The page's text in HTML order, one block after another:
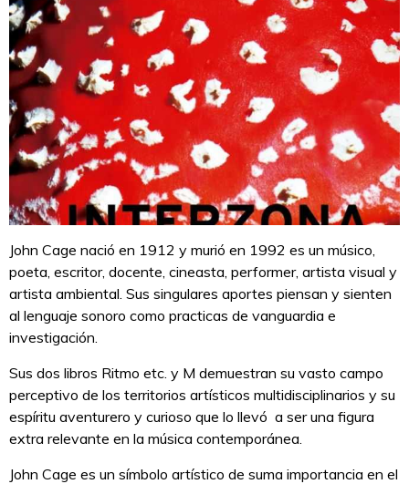
John Cage nació en 1912 y murió en 1992 es un músico,
poeta, escritor, docente, cineasta, performer, artista visual y
artista ambiental. Sus singulares aportes piensan y sienten
al lenguaje sonoro como practicas de vanguardia e
investigación.
Sus dos libros Ritmo etc. y M demuestran su vasto campo
perceptivo de los territorios artísticos multidisciplinarios y su
espíritu aventurero y curioso que lo llevó a ser una figura
extra relevante en la música contemporánea.
John Cage es un símbolo artístico de suma importancia en el